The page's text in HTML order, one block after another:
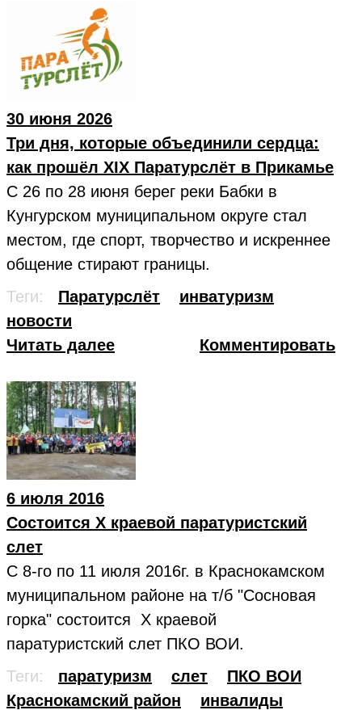
30 июня 2026
Три дня, которые объединили сердца:
как прошёл XIX Паратурслёт в Прикамье
С 26 по 28 июня берег реки Бабки в
Кунгурском муниципальном округе стал
местом, где спорт, творчество и искреннее
общение стирают границы.
Теги:
Паратурслёт
инватуризм
новости
Читать далее
Комментировать
6 июля 2016
Состоится Х краевой паратуристский
слет
С 8-го по 11 июля 2016г. в Краснокамском
муниципальном районе на т/б "Сосновая
горка" состоится Х краевой
паратуристский слет ПКО ВОИ.
Теги:
паратуризм слет
ПКО ВОИ
Краснокамский район
инвалиды